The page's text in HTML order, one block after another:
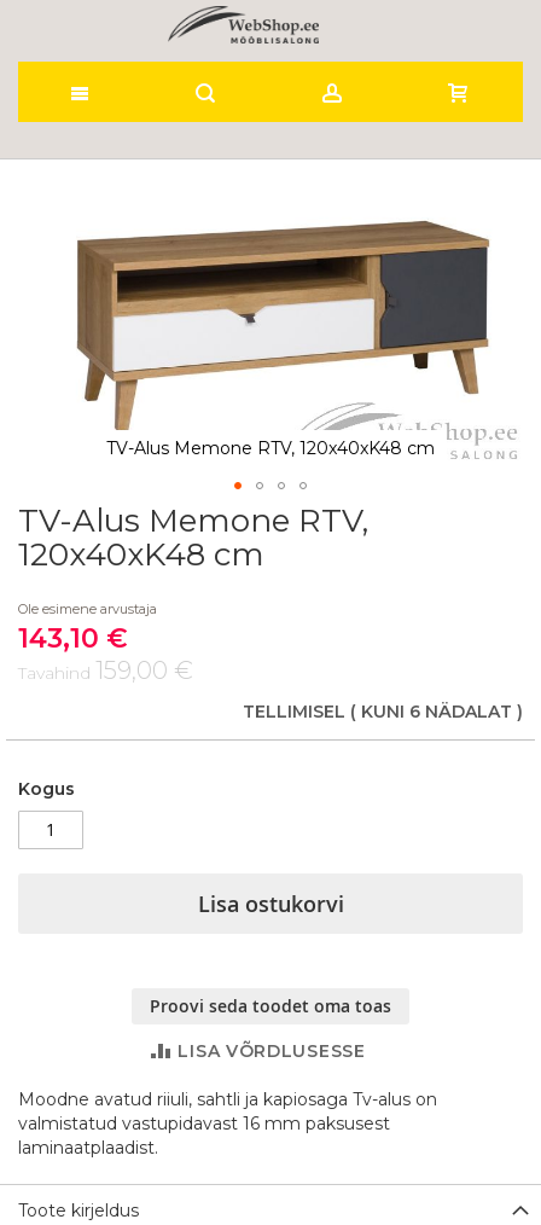
images
TV-Alus Memone RTV, 120x40xK48 cm
Skip
to
the
of
the
images
gallery
TV-Alus Memone RTV,
120x40xK48 cm
Ole esimene arvustaja
Soodushind
143,10 €
Tavahind 159,00 €
TELLIMISEL ( KUNI 6 NÄDALAT )
Kogus
Lisa ostukorvi
Proovi seda toodet oma toas
LISA VÕRDLUSESSE
Moodne avatud riiuli, sahtli ja kapiosaga Tv-alus on
valmistatud vastupidavast 16 mm paksusest
laminaatplaadist.
Toote kirjeldus